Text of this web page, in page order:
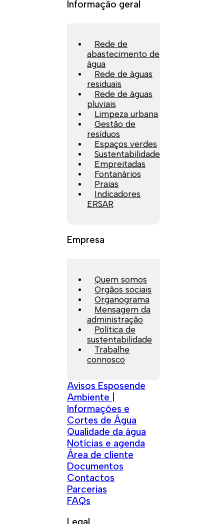
Informação geral
Rede de
abastecimento de
água
Rede de águas
residuais
Rede de águas
pluviais
Limpeza urbana
Gestão de
resíduos
Espaços verdes
Sustentabilidade
Empreitadas
Fontanários
Praias
Indicadores
ERSAR
Empresa
Quem somos
Orgãos sociais
Organograma
Mensagem da
administração
Política de
sustentabilidade
Trabalhe
connosco
Avisos Esposende
Ambiente |
Informações e
Cortes de Água
Qualidade da água
Notícias e agenda
Área de cliente
Documentos
Contactos
Parcerias
FAQs